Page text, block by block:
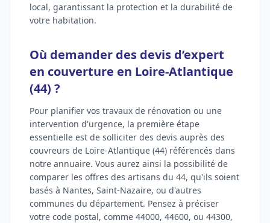
local, garantissant la protection et la durabilité de
votre habitation.
Où demander des devis d’expert
en couverture en Loire-Atlantique
(44) ?
Pour planifier vos travaux de rénovation ou une
intervention d'urgence, la première étape
essentielle est de solliciter des devis auprès des
couvreurs de Loire-Atlantique (44) référencés dans
notre annuaire. Vous aurez ainsi la possibilité de
comparer les offres des artisans du 44, qu'ils soient
basés à Nantes, Saint-Nazaire, ou d'autres
communes du département. Pensez à préciser
votre code postal, comme 44000, 44600, ou 44300,